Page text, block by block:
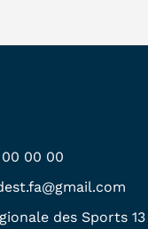
00 00
des Sports